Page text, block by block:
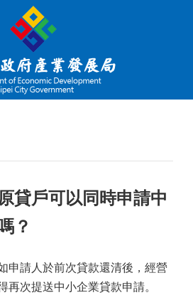
貸戶可以同時申請中
？
申請人於前次貸款還清後，經營
再次提送中小企業貸款申請。